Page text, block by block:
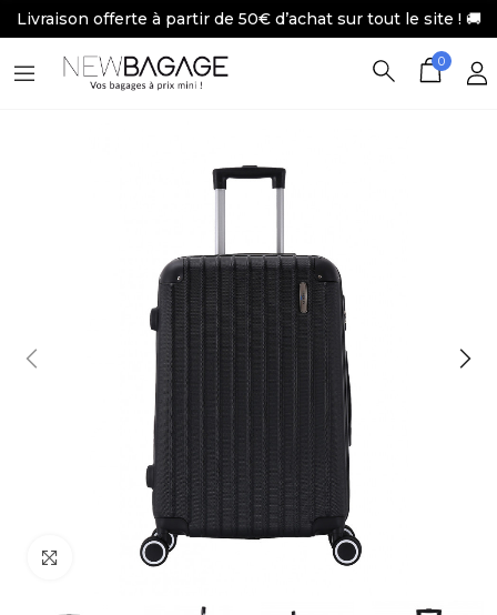
Livraison offerte à partir de 50€ d’achat sur tout le site ! 🚚
0
Click to enlarge